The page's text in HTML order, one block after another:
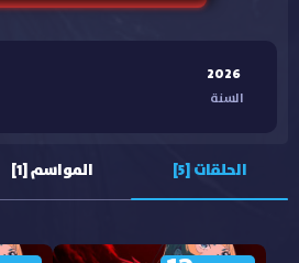
2026
السنة
الحلقات [5] المواسم [1]